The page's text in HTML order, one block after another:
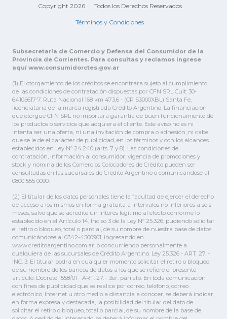
Copyright 2026 Todos los Derechos Reservados
Términos y Condiciones
Subsecretaría de Comercio y Defensa del Consumidor de la
Provincia de Corrientes. Para consultas y reclamos ingrese
aquí www.consumidorctes.gov.ar
(1) El otorgamiento de los créditos se encontrara sujeto al cumplimiento
de las condiciones de contratación dispuestas por CFN SRL Cuit: 30-
64105617-7. Ruta Nacional 168 km 473,6 - (CP S3000XBL) Santa Fe,
licenciataria de la marca registrada Crédito Argentino. La financiación
que otorgue CFN SRL no importará garantía de buen funcionamiento de
los productos o servicios que adquiera el cliente. Este aviso no es ni
intenta ser una oferta, ni una invitación de compra o adhesión, ni cabe
que se le de el carácter de publicidad, en los términos y con los alcances
establecidos en Ley Nº 24.240 (arts. 7 y 8). Las condiciones de
contratación, información al consumidor, vigencia de promociones y
stock y nómina de los Comercios Colocadores de Crédito pueden ser
consultadas en las sucursales de Crédito Argentino o comunicándose al
0800 555 0090.
(2) El titular de los datos personales tiene la facultad de ejercer el derecho
de acceso a los mismos en forma gratuita a intervalos no inferiores a seis
meses, salvo que se acredite un interés legítimo al efecto conforme lo
establecido en el Artículo 14, Inciso 3 de la Ley Nº 25.326, pudiendo solicitar
el retiro o bloqueo, total o parcial, de su nombre de nuestra base de datos
comunicándose al 0342-4500901, ingresando en
www.creditoargentino.com.ar, o concurriendo personalmente a
cualquiera de las sucursales de Crédito Argentino. Ley 25.326 - ART. 27. -
INC. 3. El titular podrá en cualquier momento solicitar el retiro o bloqueo
de su nombre de los bancos de datos a los que se refiere el presente
artículo. Decreto 1558/01 - ART. 27. - 3er. párrafo. En toda comunicación
con fines de publicidad que se realice por correo, teléfono, correo
electrónico, Internet u otro medio a distancia a conocer, se deberá indicar,
en forma expresa y destacada, la posibilidad del titular del dato de
solicitar el retiro o bloqueo, total o parcial, de su nombre de la base de